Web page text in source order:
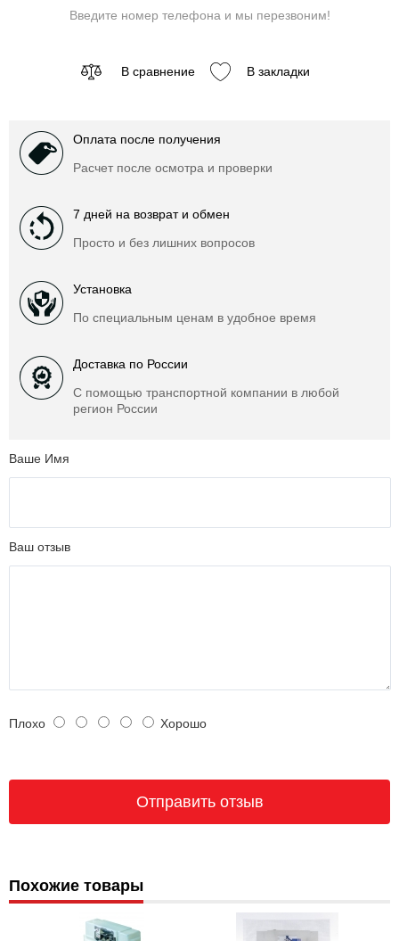
Введите номер телефона и мы перезвоним!
В сравнение В закладки
Оплата после получения
Расчет после осмотра и проверки
7 дней на возврат и обмен
Просто и без лишних вопросов
Установка
По специальным ценам в удобное время
Доставка по России
С помощью транспортной компании в любой
регион России
Ваше Имя
Ваш отзыв
Плохо Хорошо
Похожие товары